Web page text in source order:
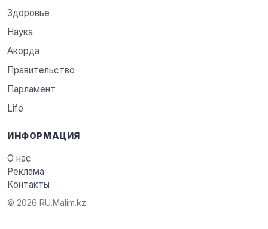
Здоровье
Наука
Акорда
Правительство
Парламент
Life
ИНФОРМАЦИЯ
О нас
Реклама
Контакты
© 2026 RU.Malim.kz